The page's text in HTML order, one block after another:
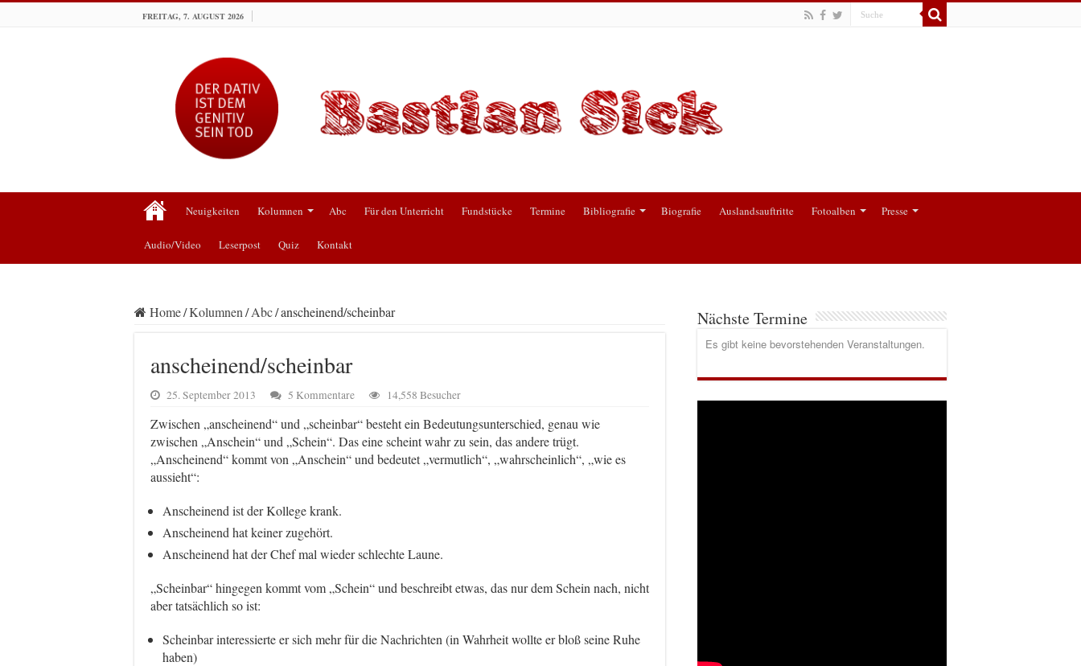
FREITAG, 7. AUGUST 2026
Neuigkeiten Kolumnen Abc Für den Unterricht Fundstücke Termine Bibliografie Biografie Auslandsauftritte Fotoalben Presse
Audio/Video Leserpost Quiz Kontakt
Home/Kolumnen/Abc/anscheinend/scheinbar
anscheinend/scheinbar
25. September 2013 5 Kommentare 14,558 Besucher
Zwischen „anscheinend“ und „scheinbar“ besteht ein Bedeutungsunterschied, genau wie
zwischen „Anschein“ und „Schein“. Das eine scheint wahr zu sein, das andere trügt.
„Anscheinend“ kommt von „Anschein“ und bedeutet „vermutlich“, „wahrscheinlich“, „wie es
aussieht“:
Anscheinend ist der Kollege krank.
Anscheinend hat keiner zugehört.
Anscheinend hat der Chef mal wieder schlechte Laune.
„Scheinbar“ hingegen kommt vom „Schein“ und beschreibt etwas, das nur dem Schein nach, nicht
aber tatsächlich so ist:
Scheinbar interessierte er sich mehr für die Nachrichten (in Wahrheit wollte er bloß seine Ruhe
haben)
Nächste Termine
Es gibt keine bevorstehenden Veranstaltungen.